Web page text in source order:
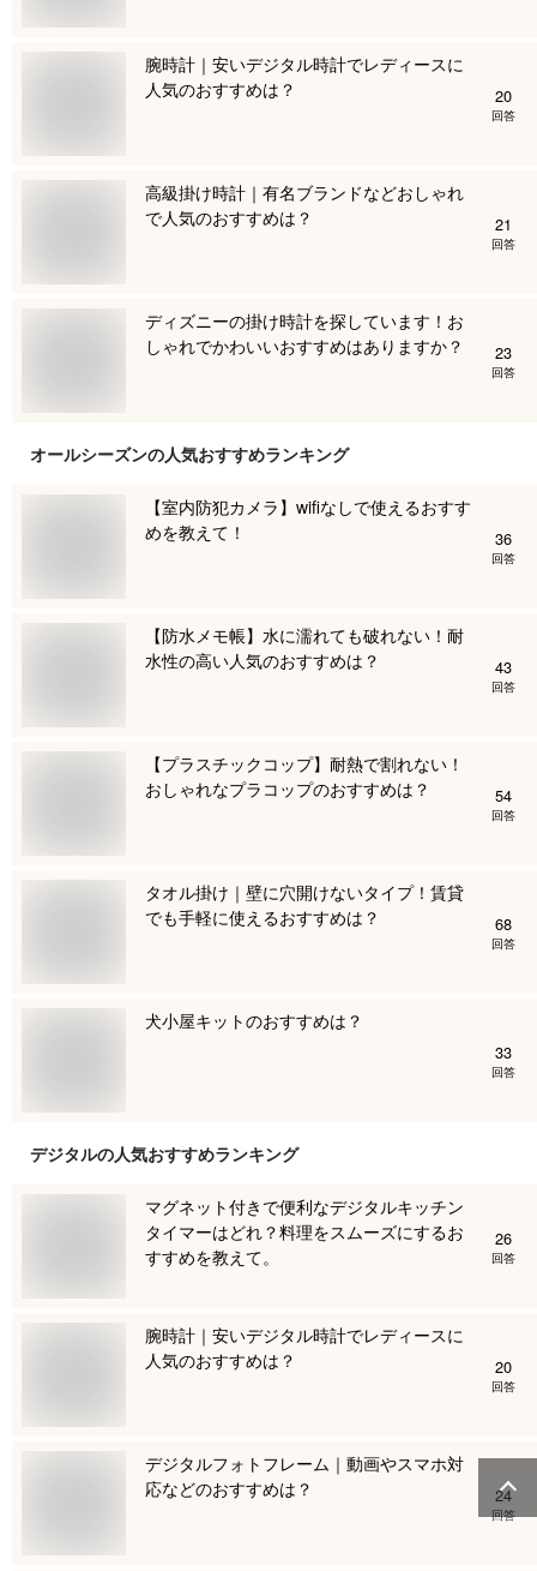
腕時計｜安いデジタル時計でレディースに
人気のおすすめは？
20
回答
高級掛け時計｜有名ブランドなどおしゃれ
で人気のおすすめは？
21
回答
ディズニーの掛け時計を探しています！お
しゃれでかわいいおすすめはありますか？
23
回答
オールシーズンの人気おすすめランキング
【室内防犯カメラ】wifiなしで使えるおすす
めを教えて！
36
回答
【防水メモ帳】水に濡れても破れない！耐
水性の高い人気のおすすめは？
43
回答
【プラスチックコップ】耐熱で割れない！
おしゃれなプラコップのおすすめは？
54
回答
タオル掛け｜壁に穴開けないタイプ！賃貸
でも手軽に使えるおすすめは？
68
回答
犬小屋キットのおすすめは？
33
回答
デジタルの人気おすすめランキング
マグネット付きで便利なデジタルキッチン
タイマーはどれ？料理をスムーズにするお
すすめを教えて。
26
回答
腕時計｜安いデジタル時計でレディースに
人気のおすすめは？
20
回答
デジタルフォトフレーム｜動画やスマホ対
応などのおすすめは？
24
回答